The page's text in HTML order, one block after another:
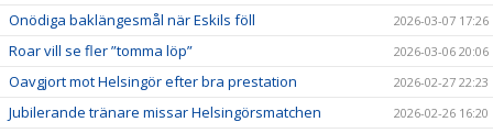
Onödiga baklängesmål när Eskils föll 2026-03-07 17:26
Roar vill se fler ”tomma löp” 2026-03-06 20:06
Oavgjort mot Helsingör efter bra prestation 2026-02-27 22:23
Jubilerande tränare missar Helsingörsmatchen 2026-02-26 16:20